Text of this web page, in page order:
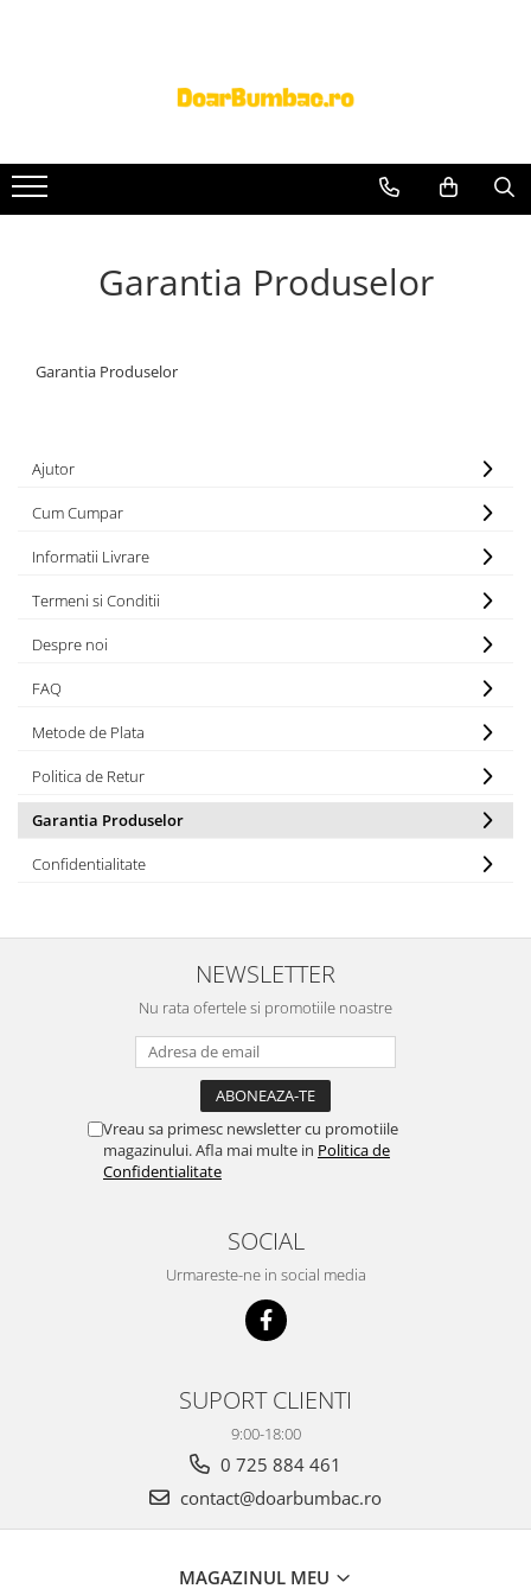
SET 5 Prosoape 100% Bumbac
Garantia Produselor
Garantia Produselor
Ajutor
Cum Cumpar
Informatii Livrare
Termeni si Conditii
Despre noi
FAQ
Metode de Plata
Politica de Retur
Garantia Produselor
Confidentialitate
NEWSLETTER
Nu rata ofertele si promotiile noastre
Vreau sa primesc newsletter cu promotiile
magazinului. Afla mai multe in Politica de
Confidentialitate
SOCIAL
Urmareste-ne in social media
SUPORT CLIENTI
9:00-18:00
0 725 884 461
contact@doarbumbac.ro
MAGAZINUL MEU